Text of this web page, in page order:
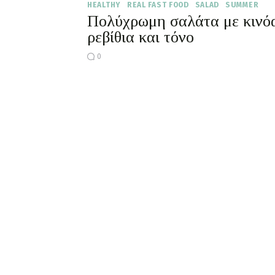
HEALTHY REAL FAST FOOD SALAD SUMMER
Πολύχρωμη σαλάτα με
ρεβίθια και τόνο
0